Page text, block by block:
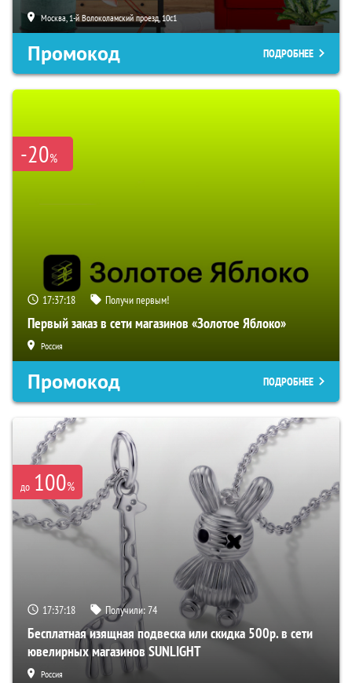
Москва, 1-й Волоколамский проезд, 10с1
Промокод ПОДРОБНЕЕ
-20%
17:37:17 Получи первым!
Первый заказ в сети магазинов «Золотое Яблоко»
Россия
Промокод ПОДРОБНЕЕ
до 100%
17:37:17 Получили:74
Бесплатная изящная подвеска или скидка 500р. в сети
ювелирных магазинов SUNLIGHT
Россия